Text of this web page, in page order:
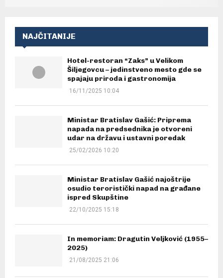
NAJČITANIJE
Hotel-restoran “Zaks” u Velikom
Šiljegovcu – jedinstveno mesto gde se
spajaju priroda i gastronomija
16/11/2025 10:04
Ministar Bratislav Gašić: Priprema
napada na predsednika je otvoreni
udar na državu i ustavni poredak
25/02/2026 10:20
Ministar Bratislav Gašić najoštrije
osudio teroristički napad na građane
ispred Skupštine
22/10/2025 15:18
In memoriam: Dragutin Veljković (1955–
2025)
21/08/2025 21:06